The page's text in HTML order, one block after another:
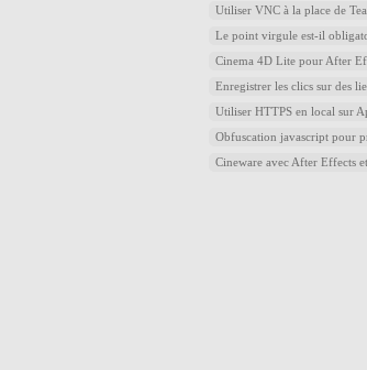
Utiliser VNC à la place de
Le point virgule est-il
Cinema 4D Lite pour After
Enregistrer les clics sur des
Utiliser HTTPS en local sur
Obfuscation javascript pour
Cineware avec After Effects